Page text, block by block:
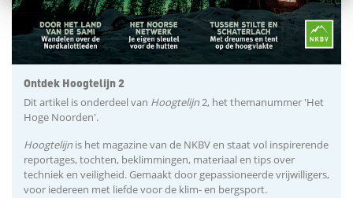
Ontdek Hoogtelijn 2
Dit artikel is onderdeel van Hoogtelijn2, het themanummer 'Het
Hoge Noorden'.
Hoogtelijn is het magazine van de NKBV en staat vol inspirerende
reportages, tochten, beklimmingen, materiaal en tips over
techniek en veiligheid. Gemaakt door gepassioneerde vrijwilligers,
voor iedereen met liefde voor de klim- en bergsport.